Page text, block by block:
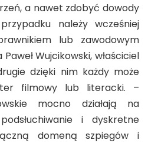
a nawet zdobyć dowody
należy wcześniej
lub zawodowym
Wujcikowski, właściciel
dzięki nim każdy może
filmowy lub literacki. –
mocno działają na
i dyskretne
domeną szpiegów i